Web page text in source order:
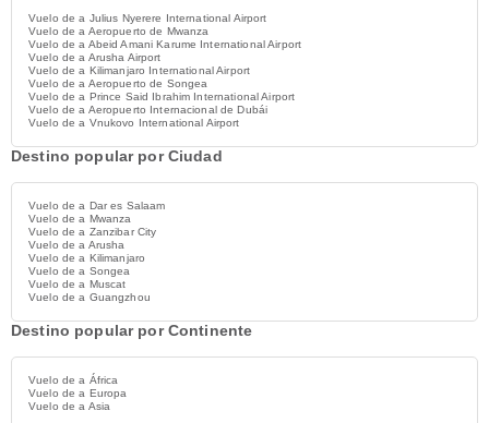
Vuelo de a Julius Nyerere International Airport
Vuelo de a Aeropuerto de Mwanza
Vuelo de a Abeid Amani Karume International Airport
Vuelo de a Arusha Airport
Vuelo de a Kilimanjaro International Airport
Vuelo de a Aeropuerto de Songea
Vuelo de a Prince Said Ibrahim International Airport
Vuelo de a Aeropuerto Internacional de Dubái
Vuelo de a Vnukovo International Airport
Destino popular por Ciudad
Vuelo de a Dar es Salaam
Vuelo de a Mwanza
Vuelo de a Zanzibar City
Vuelo de a Arusha
Vuelo de a Kilimanjaro
Vuelo de a Songea
Vuelo de a Muscat
Vuelo de a Guangzhou
Destino popular por Continente
Vuelo de a África
Vuelo de a Europa
Vuelo de a Asia